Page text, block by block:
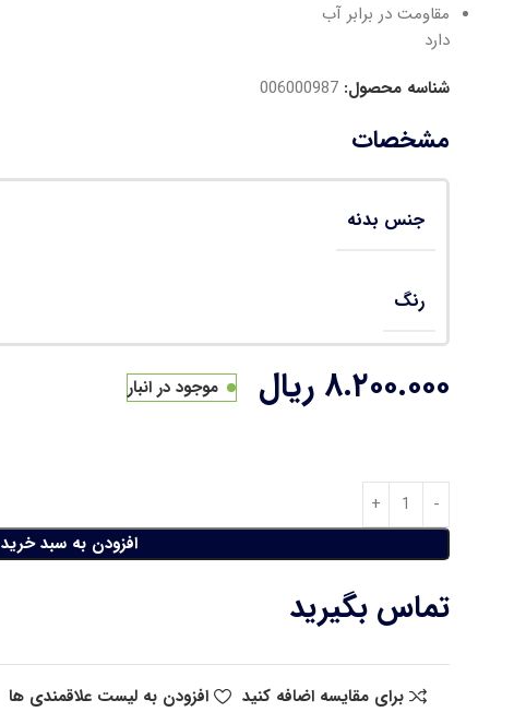
مقاومت در برابر آب
دارد
شناسه محصول: 006000987
مشخصات
جنس بدنه
رنگ
۸.۲۰۰.۰۰۰ ریال موجود در انبار
افزودن به سبد خرید
تماس بگیرید
برای مقایسه اضافه کنید افزودن به لیست علاقمندی ها